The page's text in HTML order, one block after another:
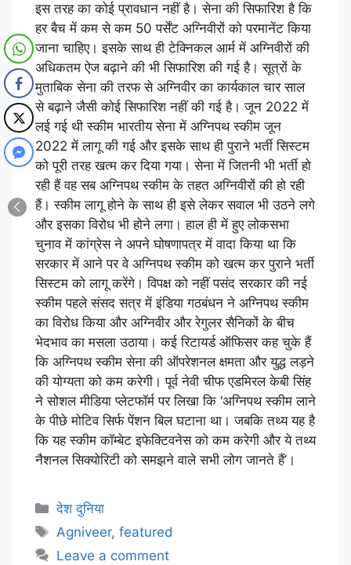
इस तरह का कोई प्रावधान नहीं है। सेना की सिफारिश है कि
हर बैच में कम से कम 50 पर्सेंट अग्निवीरों को परमानेंट किया
जाना चाहिए। इसके साथ ही टेक्निकल आर्म में अग्निवीरों की
अधिकतम ऐज बढ़ाने की भी सिफारिश की गई है। सूत्रों के
मुताबिक सेना की तरफ से अग्निवीर का कार्यकाल चार साल
से बढ़ाने जैसी कोई सिफारिश नहीं की गई है। जून 2022 में
लई गई थी स्कीम भारतीय सेना में अग्निपथ स्कीम जून
2022 में लागू की गई और इसके साथ ही पुराने भर्ती सिस्टम
को पूरी तरह खत्म कर दिया गया। सेना में जितनी भी भर्ती हो
रही हैं वह सब अग्निपथ स्कीम के तहत अग्निवीरों की हो रही
हैं। स्कीम लागू होने के साथ ही इसे लेकर सवाल भी उठने लगे
और इसका विरोध भी होने लगा। हाल ही में हुए लोकसभा
चुनाव में कांग्रेस ने अपने घोषणापत्र में वादा किया था कि
सरकार में आने पर वे अग्निपथ स्कीम को खत्म कर पुराने भर्ती
सिस्टम को लागू करेंगे। विपक्ष को नहीं पसंद सरकार की नई
स्कीम पहले संसद सत्र में इंडिया गठबंधन ने अग्निपथ स्कीम
का विरोध किया और अग्निवीर और रेगुलर सैनिकों के बीच
भेदभाव का मसला उठाया। कई रिटायर्ड ऑफिसर कह चुके हैं
कि अग्निपथ स्कीम सेना की ऑपरेशनल क्षमता और युद्ध लड़ने
की योग्यता को कम करेगी। पूर्व नेवी चीफ एडमिरल केबी सिंह
ने सोशल मीडिया प्लेटफॉर्म पर लिखा कि ‘अग्निपथ स्कीम लाने
के पीछे मोटिव सिर्फ पेंशन बिल घटाना था। जबकि तथ्य यह है
कि यह स्कीम कॉम्बेट इफेक्टिवनेस को कम करेगी और ये तथ्य
नैशनल सिक्योरिटी को समझने वाले सभी लोग जानते हैं’।
देश दुनिया
Agniveer,featured
Leave a comment